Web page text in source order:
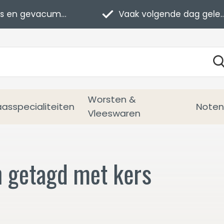
Worsten &
Vleeswaren
Noten
gevacumeerd Vaak volgende dag geleverd
getagd met kers